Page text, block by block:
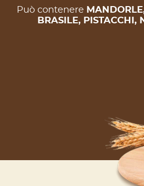
Può contenere
BRASILE, PISTACCHI,